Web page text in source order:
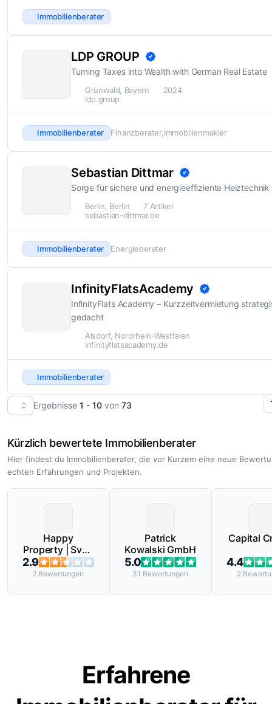
Immobilienberater
LDP GROUP
Turning Taxes into Wealth with German Real Estate
Grünwald, Bayern
2024
ldp.group
Immobilienberater Finanzberater Immobilienmakler
Sebastian Dittmar
Sorge für sichere und energieeffiziente Heiztechnik
Berlin, Berlin
7 Artikel
sebastian-dittmar.de
Immobilienberater Energieberater
InfinityFlatsAcademy
InfinityFlats Academy – Kurzzeitvermietung
gedacht
Alsdorf, Nordrhein-Westfalen
infinityflatsacademy.de
Immobilienberater
Ergebnisse 1 - 10 von 73
Kürzlich bewertete Immobilienberater
Hier findest du Immobilienberater, die vor Kurzem eine neue
echten Erfahrungen und Projekten.
Happy
Property | Sven
Rüprich
2.9
2 Bewertungen
Patrick
Kowalski GmbH
5.0
31 Bewertungen
Capital
4.4
2
Erfahrene